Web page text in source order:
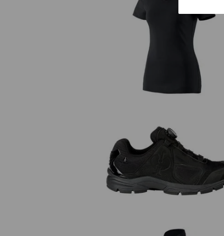
e.s. T-Shirt cotton V-Neck, dames
O2 Werkschoenen e.s. Minkar II